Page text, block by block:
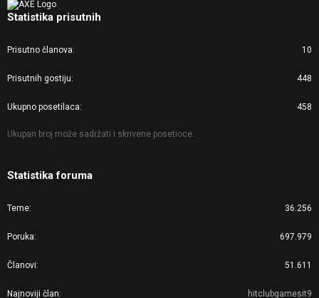
Statistika prisutnih
Prisutno članova 10
Prisutnih gostiju 448
Ukupno posetilaca 458
Ukupan broj može sadržati i skrivene posetioce.
Statistika foruma
Teme 36.256
Poruka 697.979
Članovi 51.611
Najnoviji član hitclubgamesit9